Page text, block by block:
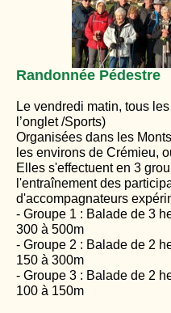
Randonnée Pédestre
Le vendredi matin, tous
l’onglet /Sports)
Organisées dans les
les environs de Crémieu,
Elles s'effectuent en 3
l'entraînement des
d'accompagnateurs
- Groupe 1 : Balade de 3
300 à 500m
- Groupe 2 : Balade de 2
150 à 300m
- Groupe 3 : Balade de 2
100 à 150m